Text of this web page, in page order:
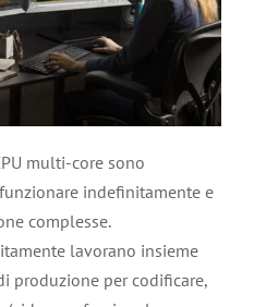
multi-core sono
indefinitamente e
complesse.
lavorano insieme
produzione per codificare,